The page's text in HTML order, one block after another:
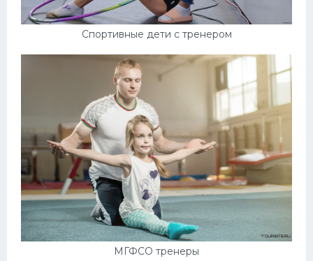
Спортивные дети с тренером
МГФСО тренеры